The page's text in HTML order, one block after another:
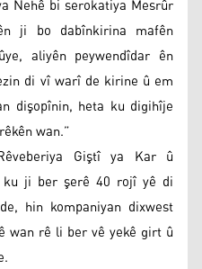
Nehê bi serokatiya Mesrûr
ji bo dabînkirina mafên
aliyên peywendîdar ên
di vî warî de kirine û em
dişopînin, heta ku digihîje
wan.”
Giştî ya Kar û
ku ji ber şerê 40 rojî yê di
hin kompaniyan dixwest
wan rê li ber vê yekê girt û